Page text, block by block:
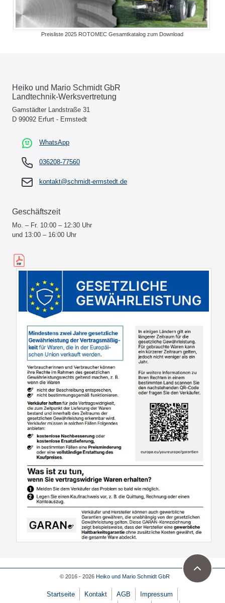
Preisliste 2025 ROTOMEC Gesamtkatalog zum Download
Heiko und Mario Schmidt GbR
Landtechnik-Werksvertretung
Gamstädter Landstraße 31
D 99092 Erfurt - Ermstedt
WhatsApp
036208-77560
kontakt@schmidt-ermstedt.de
Geschäftszeit
Mo. – Fr. 10:00 – 12:30 Uhr
und 13:00 – 16:00 Uhr
© 2016 - 2026 Heiko und Mario Schmidt GbR
Startseite Kontakt AGB
Impressum